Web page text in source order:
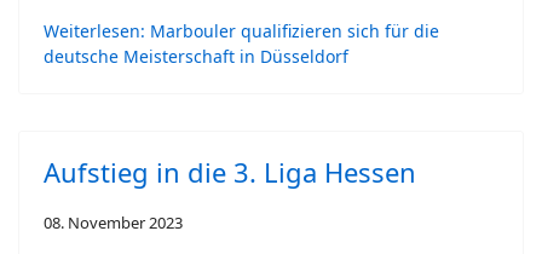
Weiterlesen: Marbouler qualifizieren sich für die
deutsche Meisterschaft in Düsseldorf
Aufstieg in die 3. Liga Hessen
08. November 2023